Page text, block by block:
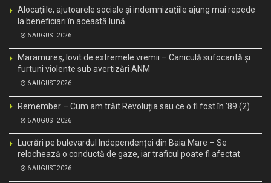
Alocațiile, ajutoarele sociale și indemnizațiile ajung mai repede
la beneficiari în această lună
6 AUGUST 2026
Maramureș, lovit de extremele vremii – Caniculă sufocantă și
furtuni violente sub avertizări ANM
6 AUGUST 2026
Remember – Cum am trăit Revoluția sau ce o fi fost în ’89 (2)
6 AUGUST 2026
Lucrări pe bulevardul Independenței din Baia Mare – Se
relochează o conductă de gaze, iar traficul poate fi afectat
6 AUGUST 2026